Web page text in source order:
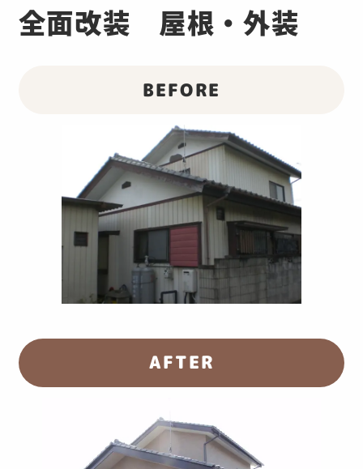
全面改装 屋根・外装
BEFORE
AFTER